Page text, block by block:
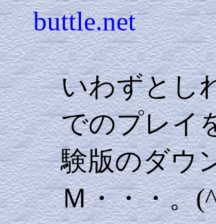
buttle.net
いわずとし
でのプレイ
験版のダウ
Ｍ・・・。